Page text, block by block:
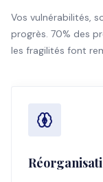
Vos vulnérabilités,
progrès. 70% des
les fragilités font